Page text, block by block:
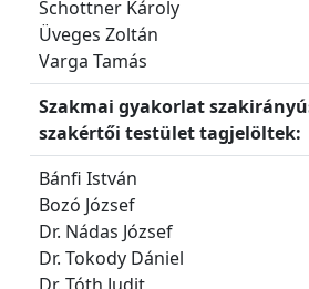
Schottner Károly
Üveges Zoltán
Varga Tamás
Szakmai gyakorlat
szakértői testület tagjelöltek:
Bánfi István
Bozó József
Dr. Nádas József
Dr. Tokody Dániel